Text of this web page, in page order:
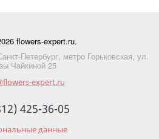
flowers-expert.ru.
Петербург, метро Горьковская, ул.
Чайкиной 25
expert.ru
425-36-05
данные